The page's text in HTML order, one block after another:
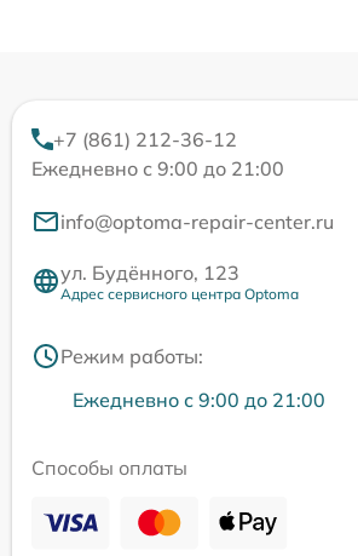
+7 (861) 212-36-12
Ежедневно с 9:00 до 21:00
info@optoma-repair-center.ru
ул. Будённого, 123
Адрес сервисного центра Optoma
Режим работы:
Ежедневно с 9:00 до 21:00
Способы оплаты